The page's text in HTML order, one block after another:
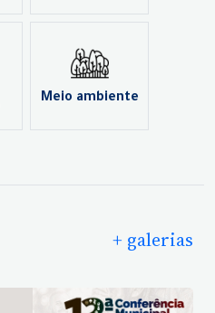
Meio ambiente
+ galerias